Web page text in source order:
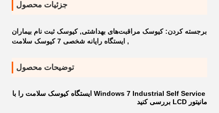
جزئیات محصول
برجسته کردن:کیوسک مراقبت‌های بهداشتی,کیوسک ثبت نام بیماران
, ایستگاه رایانه شخصی 7 کیوسک سلامت
توضیحات محصول
Windows 7 Industrial Self Service ایستگاه کیوسک سلامت را با
مانیتور LCD بررسی کنید